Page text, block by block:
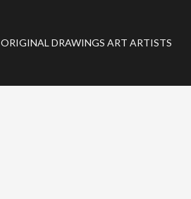
ORIGINAL DRAWINGS ART ARTISTS